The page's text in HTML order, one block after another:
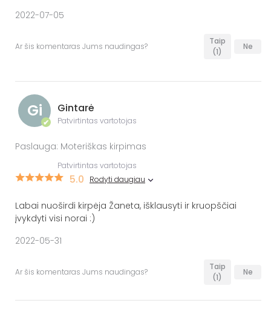
2022-07-05
Ar šis komentaras Jums naudingas?
Taip
(1)
Ne
Gi
✔
Gintarė
Patvirtintas vartotojas
Paslauga: Moteriškas kirpimas
Patvirtintas vartotojas
5.0 Rodyti daugiau
Labai nuoširdi kirpėja Žaneta, išklausyti ir kruopščiai
įvykdyti visi norai :)
2022-05-31
Ar šis komentaras Jums naudingas?
Taip
(1)
Ne